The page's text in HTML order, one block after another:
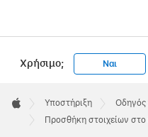
Χρήσιμο; Ναι
Footer

Apple
Υποστήριξη
Οδηγός
Προσθήκη στοιχείων